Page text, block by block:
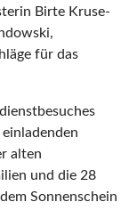
Birte Kruse-
für das
alten
und die 28
Sonnenschein